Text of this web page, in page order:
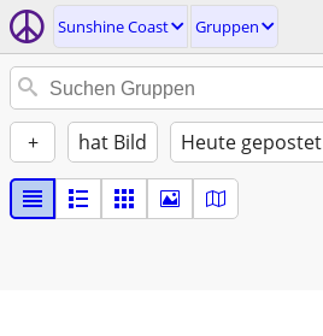
Sunshine Coast Gruppen
+ hat Bild Heute gepostet